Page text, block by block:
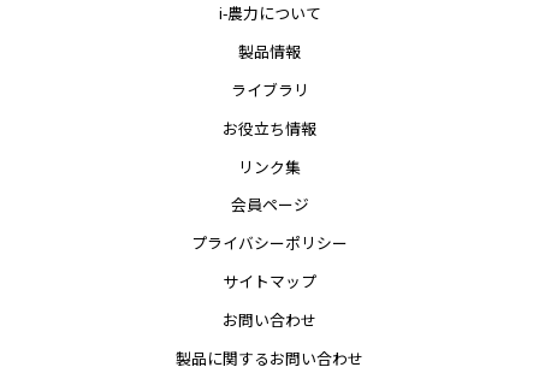
i-農力について
製品情報
ライブラリ
お役立ち情報
リンク集
会員ページ
プライバシーポリシー
サイトマップ
お問い合わせ
製品に関するお問い合わせ